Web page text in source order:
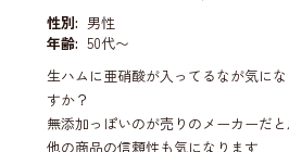
性別: 男性
年齢: 50代〜
生ハムに亜硝酸が入ってるなが気に
すか？
無添加っぽいのが売りのメーカーだ
他の商品の信頼性も気になります